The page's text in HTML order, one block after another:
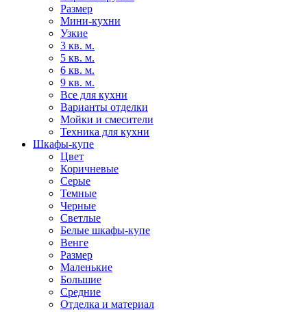
Размер
Мини-кухни
Узкие
3 кв. м.
5 кв. м.
6 кв. м.
9 кв. м.
Все для кухни
Варианты отделки
Мойки и смесители
Техника для кухни
Шкафы-купе
Цвет
Коричневые
Серые
Темные
Черные
Светлые
Белые шкафы-купе
Венге
Размер
Маленькие
Большие
Средние
Отделка и материал